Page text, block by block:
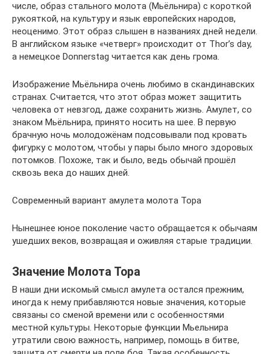
числе, образ стального молота (Мьёльнира) с короткой
рукояткой, на культуру и язык европейских народов,
неоценимо. Этот образ слышен в названиях дней недели.
В английском языке «четверг» происходит от Thor’s day,
а немецкое Donnerstag читается как день грома.
Изображение Мьёльнира очень любимо в скандинавских
странах. Считается, что этот образ может защитить
человека от невзгод, даже сохранить жизнь. Амулет, со
знаком Мьёльнира, принято носить на шее. В первую
брачную ночь молодожёнам подсовывали под кровать
фигурку с молотом, чтобы у пары было много здоровых
потомков. Похоже, так и было, ведь обычай прошёл
сквозь века до наших дней.
Современный вариант амулета молота Тора
Нынешнее юное поколение часто обращается к обычаям
ушедших веков, возвращая и оживляя старые традиции.
Значение Молота Тора
В наши дни искомый смысл амулета остался прежним,
иногда к нему прибавляются новые значения, которые
связаны со сменой времени или с особенностями
местной культуры. Некоторые функции Мьельнира
утратили свою важность, например, помощь в битве,